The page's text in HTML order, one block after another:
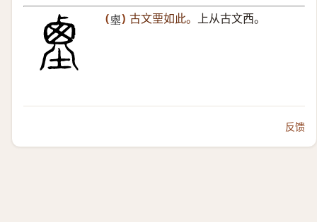
(𡎱 ) 古文垔如此。 上从古文西。
反馈